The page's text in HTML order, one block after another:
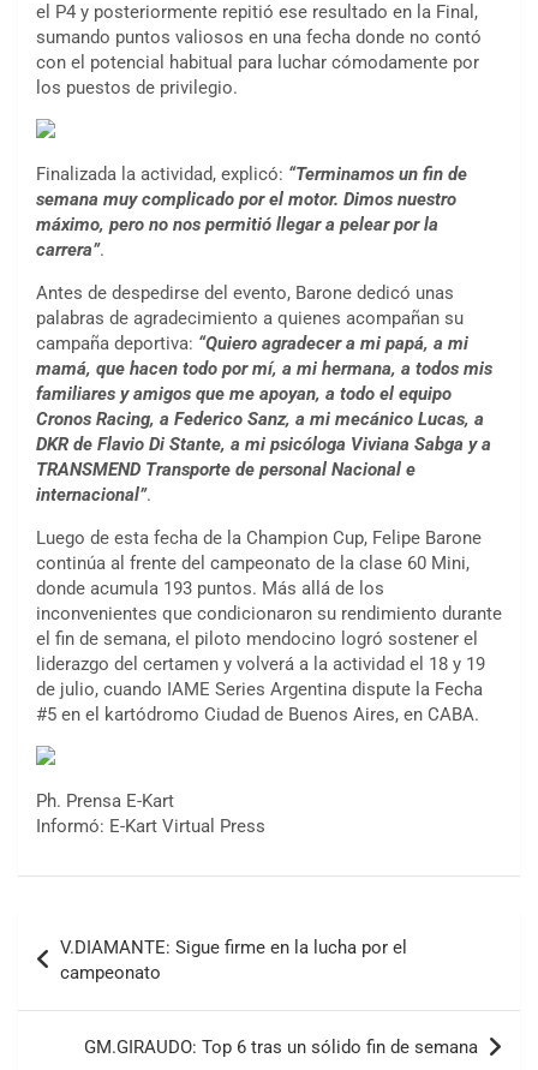
el P4 y posteriormente repitió ese resultado en la Final,
sumando puntos valiosos en una fecha donde no contó
con el potencial habitual para luchar cómodamente por
los puestos de privilegio.
Finalizada la actividad, explicó: “Terminamos un fin de
semana muy complicado por el motor. Dimos nuestro
máximo, pero no nos permitió llegar a pelear por la
carrera”.
Antes de despedirse del evento, Barone dedicó unas
palabras de agradecimiento a quienes acompañan su
campaña deportiva: “Quiero agradecer a mi papá, a mi
mamá, que hacen todo por mí, a mi hermana, a todos mis
familiares y amigos que me apoyan, a todo el equipo
Cronos Racing, a Federico Sanz, a mi mecánico Lucas, a
DKR de Flavio Di Stante, a mi psicóloga Viviana Sabga y a
TRANSMEND Transporte de personal Nacional e
internacional”.
Luego de esta fecha de la Champion Cup, Felipe Barone
continúa al frente del campeonato de la clase 60 Mini,
donde acumula 193 puntos. Más allá de los
inconvenientes que condicionaron su rendimiento durante
el fin de semana, el piloto mendocino logró sostener el
liderazgo del certamen y volverá a la actividad el 18 y 19
de julio, cuando IAME Series Argentina dispute la Fecha
#5 en el kartódromo Ciudad de Buenos Aires, en CABA.
Ph. Prensa E-Kart
Informó: E-Kart Virtual Press
de
entradas
V.DIAMANTE: Sigue firme en la lucha por el
campeonato
GM.GIRAUDO: Top 6 tras un sólido fin de semana
COBERTURA ESPECIAL DE E-KART.COM.AR
Baradero (Buenos Aires)
KDO - F6
Ciudad de Trenque Lauquen (Asfalto)